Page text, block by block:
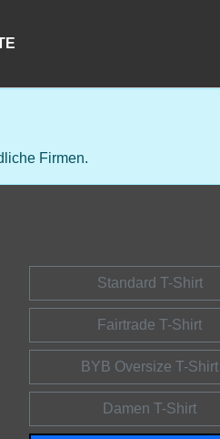
Firmen.
Standard T-Shirt
Fairtrade T-Shirt
BYB Oversize T-Shirt
Damen T-Shirt